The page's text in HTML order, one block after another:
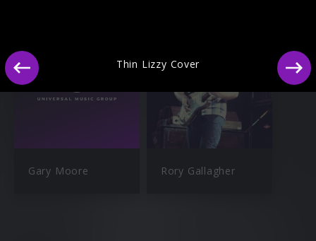
Gary Moore Rory Gallagher
Thin Lizzy Cover